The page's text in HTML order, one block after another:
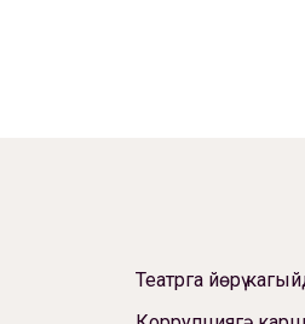
Театрга йөрү